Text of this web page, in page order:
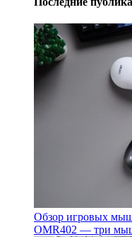
Обзор игровых
OMR402 — три